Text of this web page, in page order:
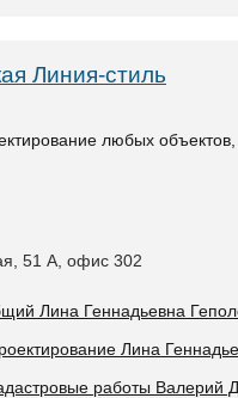
Линия-стиль
любых объектов,
51 А, офис 302
Лина Геннадьевна
Лина
работы Валерий